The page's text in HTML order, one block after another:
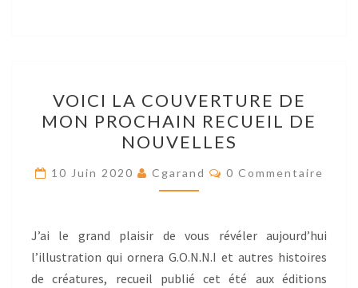
LA
COUVERTURE
DE
MON
PROCHAIN
DE
NOUVELLES
VOICI LA COUVERTURE DE
MON PROCHAIN RECUEIL DE
NOUVELLES
10 Juin 2020 Cgarand Res
0 Commentaire
J’ai le grand plaisir de vous révéler aujourd’hui
l’illustration qui ornera G.O.N.N.I et autres histoires
de créatures, recueil publié cet été aux éditions